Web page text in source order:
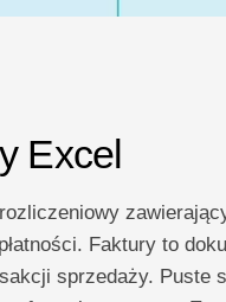
Excel
Faktury to
sprzedaży. Puste